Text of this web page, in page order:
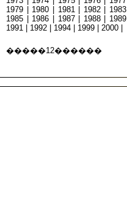
1979
1980 1981| 1982| 1983
1985
1986 1987| 1988| 1989
1991
1992 1994 1999 2000
�����12������